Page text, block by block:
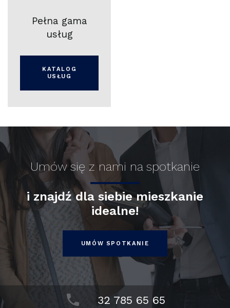
Pełna gama
usług
KATALOG
USŁUG
Umów się z nami na spotkanie
i znajdź dla siebie mieszkanie
idealne!
UMÓW SPOTKANIE
32 785 65 65